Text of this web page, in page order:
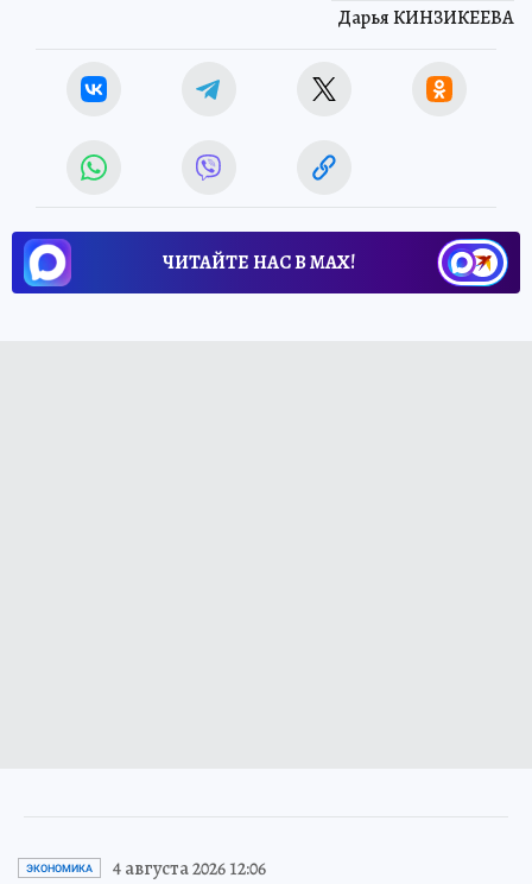
Дарья КИНЗИКЕЕВА
ЧИТАЙТЕ НАС В МАХ!
ЭКОНОМИКА 4 августа 2026 12:06